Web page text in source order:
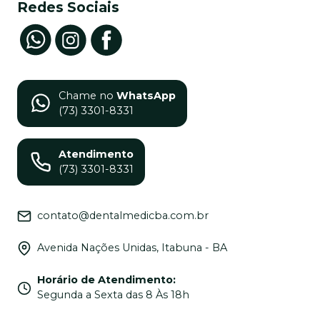
Redes Sociais
Chame no WhatsApp
(73) 3301-8331
Atendimento
(73) 3301-8331
contato@dentalmedicba.com.br
Avenida Nações Unidas, Itabuna - BA
Horário de Atendimento:
Segunda a Sexta das 8 Às 18h